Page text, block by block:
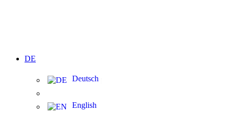
DE
Deutsch
English